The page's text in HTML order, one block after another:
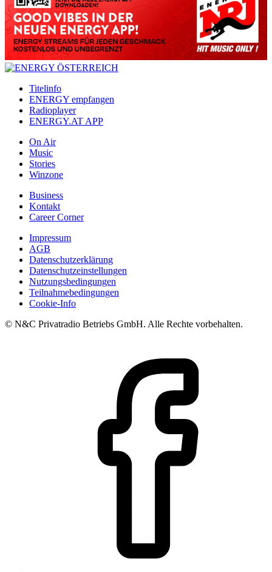
Titelinfo
ENERGY empfangen
Radioplayer
ENERGY.AT APP
On Air
Music
Stories
Winzone
Business
Kontakt
Career Corner
Impressum
AGB
Datenschutzerklärung
Datenschutzeinstellungen
Nutzungsbedingungen
Teilnahmebedingungen
Cookie-Info
© N&C Privatradio Betriebs GmbH. Alle Rechte vorbehalten.